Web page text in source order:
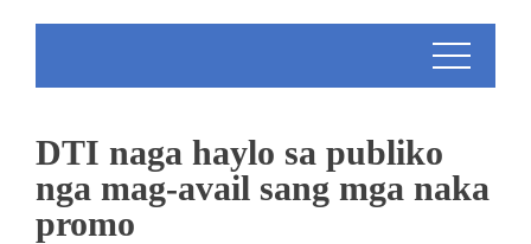
DTI naga haylo sa publiko
nga mag-avail sang mga naka
promo